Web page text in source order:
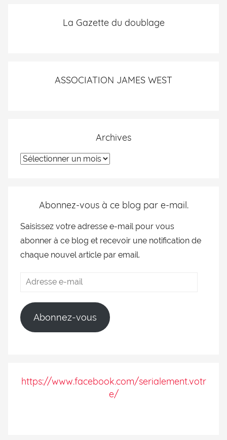
La Gazette du doublage
ASSOCIATION JAMES WEST
Archives
Abonnez-vous à ce blog par e-mail.
Saisissez votre adresse e-mail pour vous
abonner à ce blog et recevoir une notification de
chaque nouvel article par email.
Abonnez-vous
https://www.facebook.com/serialement.votr
e/